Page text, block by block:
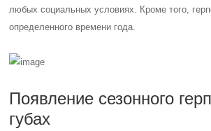
любых социальных условиях. Кроме того,
определенного времени года.
Появление сезонного
губах